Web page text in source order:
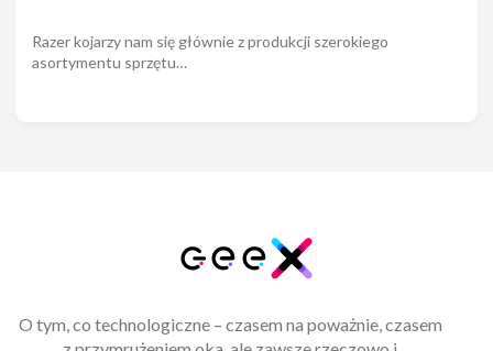
Razer kojarzy nam się głównie z produkcji szerokiego
asortymentu sprzętu…
O tym, co technologiczne – czasem na poważnie, czasem